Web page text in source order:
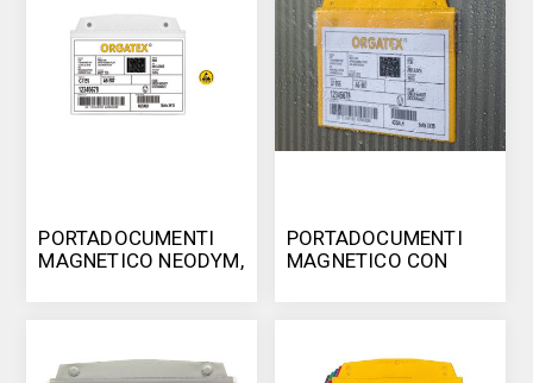
PORTADOCUMENTI
MAGNETICO NEODYM,
PORTADOCUMENTI
MAGNETICO CON